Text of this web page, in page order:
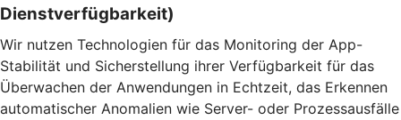
Dienstverfügbarkeit)
Wir nutzen Technologien für das Monitoring der App-
Stabilität und Sicherstellung ihrer Verfügbarkeit für das
Überwachen der Anwendungen in Echtzeit, das Erkennen
automatischer Anomalien wie Server- oder Prozessausfälle